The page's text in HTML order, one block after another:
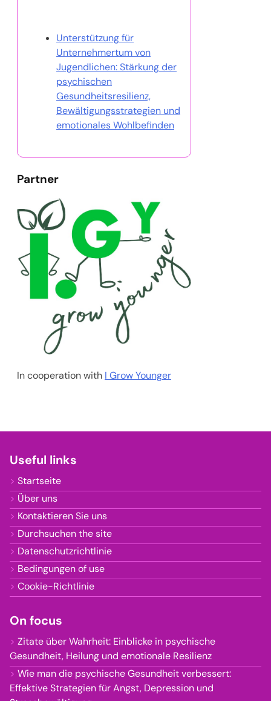
Unterstützung für
Unternehmertum von
Jugendlichen: Stärkung der
psychischen
Gesundheitsresilienz,
Bewältigungsstrategien und
emotionales Wohlbefinden
Partner
In cooperation with I Grow Younger
Useful links
Startseite
Über uns
Kontaktieren Sie uns
Durchsuchen the site
Datenschutzrichtlinie
Bedingungen of use
Cookie-Richtlinie
On focus
Zitate über Wahrheit: Einblicke in psychische
Gesundheit, Heilung und emotionale Resilienz
Wie man die psychische Gesundheit verbessert:
Effektive Strategien für Angst, Depression und